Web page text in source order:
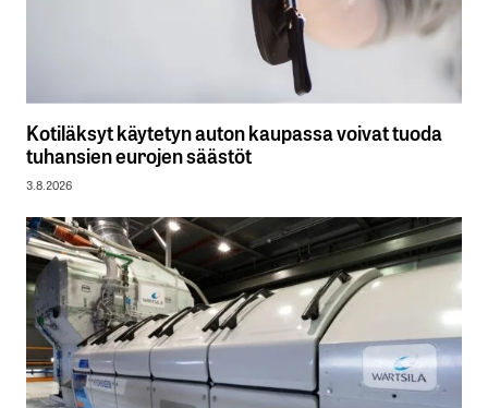
Kotiläksyt käytetyn auton kaupassa voivat tuoda
tuhansien eurojen säästöt
3.8.2026